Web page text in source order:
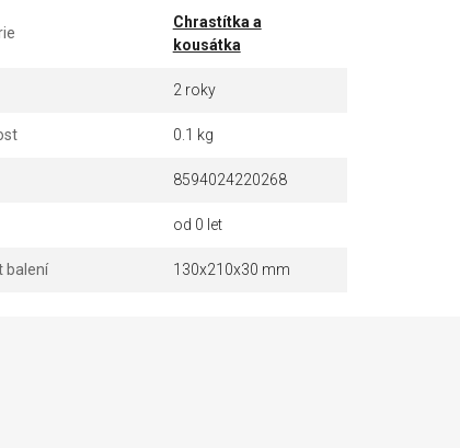
Chrastítka a
kousátka
2 roky
0.1 kg
8594024220268
od 0 let
balení 130x210x30 mm